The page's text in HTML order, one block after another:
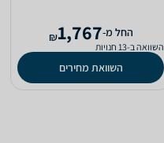
‫החל מ-1,767
₪
השוואה ב-13 חנויות
השוואת מחירים